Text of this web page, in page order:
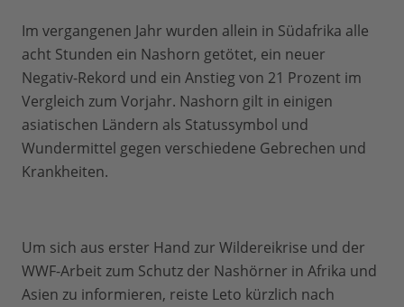
Im vergangenen Jahr wurden allein in Südafrika alle
acht Stunden ein Nashorn getötet, ein neuer
Negativ-Rekord und ein Anstieg von 21 Prozent im
Vergleich zum Vorjahr. Nashorn gilt in einigen
asiatischen Ländern als Statussymbol und
Wundermittel gegen verschiedene Gebrechen und
Krankheiten.
Um sich aus erster Hand zur Wildereikrise und der
WWF-Arbeit zum Schutz der Nashörner in Afrika und
Asien zu informieren, reiste Leto kürzlich nach